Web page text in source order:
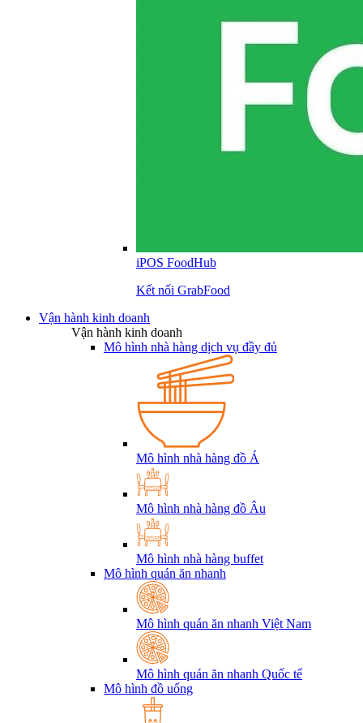
iPOS FoodHub
Kết nối GrabFood
Vận hành kinh doanh
Vận hành kinh doanh
Mô hình nhà hàng dịch vụ đầy đủ
Mô hình nhà hàng đồ Á
Mô hình nhà hàng đồ Âu
Mô hình nhà hàng buffet
Mô hình quán ăn nhanh
Mô hình quán ăn nhanh Việt Nam
Mô hình quán ăn nhanh Quốc tế
Mô hình đồ uống